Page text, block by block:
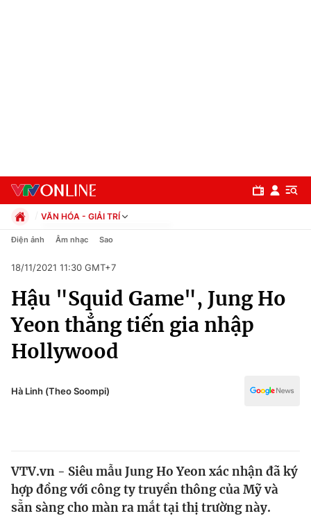
Chuyên mục
Chính trị
Xã hội
Pháp luật
Thế giới
Tin tức
Kinh tế
VĂN HÓA - GIẢI TRÍ
Chính trị
Pháp luật
Kinh tế
Thể thao
Truyền hình
Văn hóa - Giải trí
Y tế
Công nghệ
Điện ảnh Âm nhạc Sao
18/11/2021 11:30 GMT+7
Hậu "Squid Game", Jung Ho
Yeon thẳng tiến gia nhập
Hollywood
Hà Linh (Theo Soompi)
VTV.vn - Siêu mẫu Jung Ho Yeon xác nhận đã ký
hợp đồng với công ty truyền thông của Mỹ và
sẵn sàng cho màn ra mắt tại thị trường này.